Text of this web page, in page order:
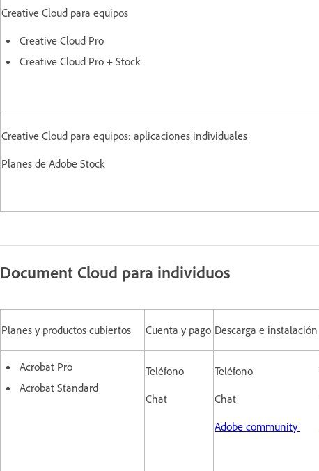
Creative Cloud para equipos
Creative Cloud Pro
Creative Cloud Pro + Stock
Creative Cloud para equipos: aplicaciones individuales
Planes de Adobe Stock
Document Cloud para individuos
Planes y productos cubiertos Cuenta y pago Descarga e instalación
Acrobat Pro
Acrobat Standard
Teléfono
Chat
Teléfono
Chat
Adobe community